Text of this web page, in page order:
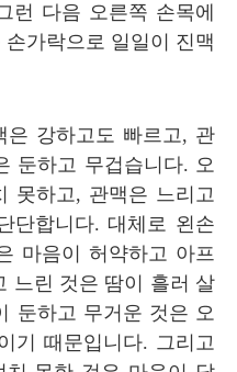
런 다음 오른쪽 손목에
가락으로 일일이 진맥
은 강하고도 빠르고, 관
둔하고 무겁습니다. 오
못하고, 관맥은 느리고
단합니다. 대체로 왼손
마음이 허약하고 아프
느린 것은 땀이 흘러 살
둔하고 무거운 것은 오
기 때문입니다. 그리고